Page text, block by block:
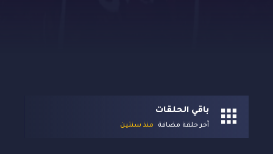
باقي الحلقات
آخر حلقة مضافة منذ سنتين